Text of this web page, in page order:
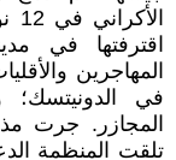
اقترفتها في
المهاجرين
في الدونيتسك؛